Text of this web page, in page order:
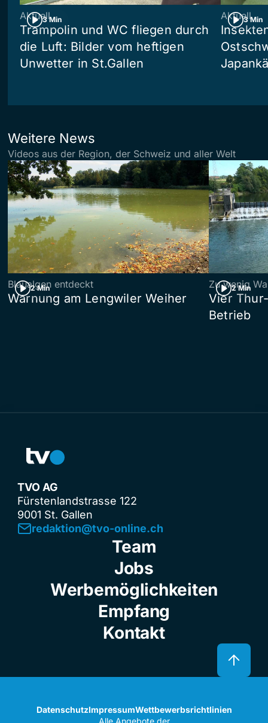
3 Min
Aktuell
Trampolin und WC fliegen durch
die Luft: Bilder vom heftigen
Unwetter in St.Gallen
3 Min
Aktuell
Weitere News
Videos aus der Region, der Schweiz und aller Welt
2 Min
Blaualgen entdeckt
Warnung am Lengwiler Weiher
2 Min
Zu wenig
Vier
Betrieb
TVO AG
Fürstenlandstrasse 122
9001 St. Gallen
redaktion@tvo-online.ch
Team
Jobs
Werbemöglichkeiten
Empfang
Kontakt
DatenschutzImpressumWettbewerbsrichtlinien